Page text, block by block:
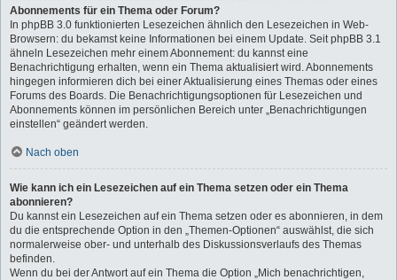
Abonnements für ein Thema oder Forum?
In phpBB 3.0 funktionierten Lesezeichen ähnlich den Lesezeichen in Web-
Browsern: du bekamst keine Informationen bei einem Update. Seit phpBB 3.1
ähneln Lesezeichen mehr einem Abonnement: du kannst eine
Benachrichtigung erhalten, wenn ein Thema aktualisiert wird. Abonnements
hingegen informieren dich bei einer Aktualisierung eines Themas oder eines
Forums des Boards. Die Benachrichtigungsoptionen für Lesezeichen und
Abonnements können im persönlichen Bereich unter „Benachrichtigungen
einstellen“ geändert werden.
Nach oben
Wie kann ich ein Lesezeichen auf ein Thema setzen oder ein Thema
abonnieren?
Du kannst ein Lesezeichen auf ein Thema setzen oder es abonnieren, in dem
du die entsprechende Option in den „Themen-Optionen“ auswählst, die sich
normalerweise ober- und unterhalb des Diskussionsverlaufs des Themas
befinden.
Wenn du bei der Antwort auf ein Thema die Option „Mich benachrichtigen,